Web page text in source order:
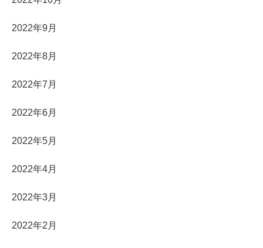
2022年9月
2022年8月
2022年7月
2022年6月
2022年5月
2022年4月
2022年3月
2022年2月